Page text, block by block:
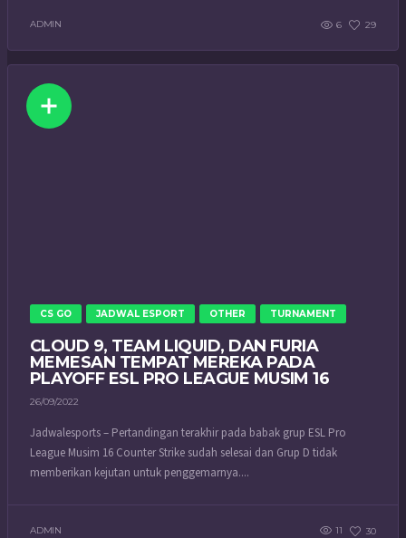
ADMIN 6 29
CS GO JADWAL ESPORT OTHER TURNAMENT
CLOUD 9, TEAM LIQUID, DAN FURIA
MEMESAN TEMPAT MEREKA PADA
PLAYOFF ESL PRO LEAGUE MUSIM 16
26/09/2022
Jadwalesports – Pertandingan terakhir pada babak grup ESL Pro
League Musim 16 Counter Strike sudah selesai dan Grup D tidak
memberikan kejutan untuk penggemarnya....
ADMIN 11 30